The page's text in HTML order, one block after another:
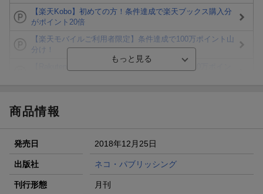
【楽天Kobo】初めての方！条件達成で楽天ブックス購入分
がポイント20倍
【楽天モバイルご利用者限定】条件達成で100万ポイント山
分け！
が当たる！
条件達成で楽天限定・宝塚歌劇 宙組貸切公演ペアチケット
が当たる
エントリー＆条件達成で『鬼滅の刃』オリジナルきんちゃく
袋が当たる！
商品情報
発売日 2018年12月25日
出版社 ネコ・パブリッシング
刊行形態 月刊